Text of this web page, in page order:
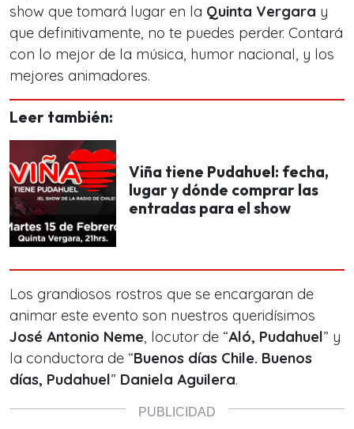
show que tomará lugar en la Quinta Vergara y
que definitivamente, no te puedes perder. Contará
con lo mejor de la música, humor nacional, y los
mejores animadores.
Leer también:
Viña tiene Pudahuel: fecha,
lugar y dónde comprar las
entradas para el show
Los grandiosos rostros que se encargaran de
animar este evento son nuestros queridísimos
José Antonio Neme, locutor de “Aló, Pudahuel” y
la conductora de “Buenos días Chile. Buenos
días, Pudahuel” Daniela Aguilera.